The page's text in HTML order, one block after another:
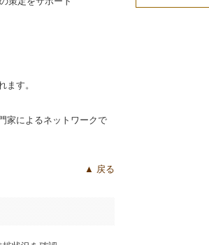
す。
家によるネットワークで
▲ 戻る